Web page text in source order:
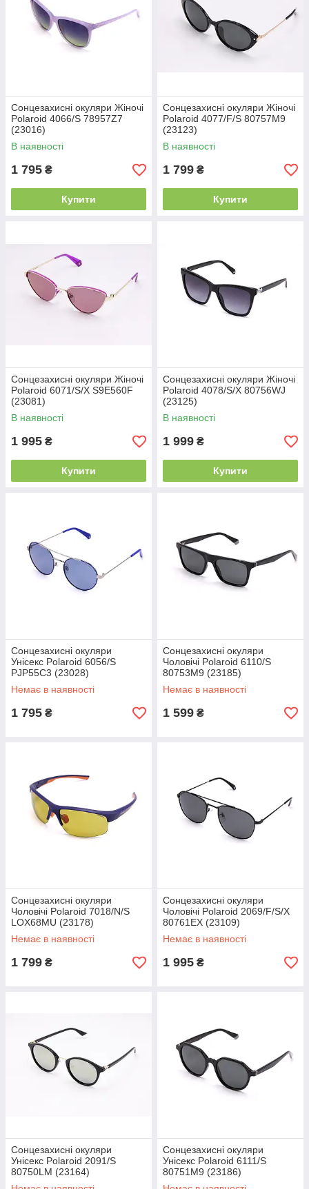
Сонцезахисні окуляри Жіночі
Polaroid 4066/S 78957Z7
(23016)
В наявності
1 795 ₴
Купити
Сонцезахисні окуляри Жіночі
Polaroid 4077/F/S 80757M9
(23123)
В наявності
1 799 ₴
Купити
Сонцезахисні окуляри Жіночі
Polaroid 6071/S/X S9E560F
(23081)
В наявності
1 995 ₴
Купити
Сонцезахисні окуляри Жіночі
Polaroid 4078/S/X 80756WJ
(23125)
В наявності
1 999 ₴
Купити
Сонцезахисні окуляри
Унісекс Polaroid 6056/S
PJP55C3 (23028)
Немає в наявності
1 795 ₴
Сонцезахисні окуляри
Чоловічі Polaroid 6110/S
80753M9 (23185)
Немає в наявності
1 599 ₴
Сонцезахисні окуляри
Чоловічі Polaroid 7018/N/S
LOX68MU (23178)
Немає в наявності
1 799 ₴
Сонцезахисні окуляри
Чоловічі Polaroid 2069/F/S/X
80761EX (23109)
Немає в наявності
1 995 ₴
Сонцезахисні окуляри
Унісекс Polaroid 2091/S
80750LM (23164)
Сонцезахисні окуляри
Унісекс Polaroid 6111/S
80751M9 (23186)